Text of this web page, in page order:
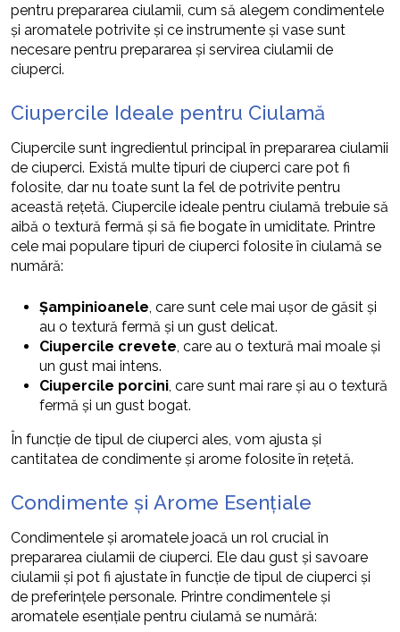
pentru prepararea ciulamii, cum să alegem condimentele
și aromatele potrivite și ce instrumente și vase sunt
necesare pentru prepararea și servirea ciulamii de
ciuperci.
Ciupercile Ideale pentru Ciulamă
Ciupercile sunt ingredientul principal în prepararea ciulamii
de ciuperci. Există multe tipuri de ciuperci care pot fi
folosite, dar nu toate sunt la fel de potrivite pentru
această rețetă. Ciupercile ideale pentru ciulamă trebuie să
aibă o textură fermă și să fie bogate în umiditate. Printre
cele mai populare tipuri de ciuperci folosite în ciulamă se
numără:
Șampinioanele , care sunt cele mai ușor de găsit și
au o textură fermă și un gust delicat.
Ciupercile crevete , care au o textură mai moale și
un gust mai intens.
Ciupercile porcini , care sunt mai rare și au o textură
fermă și un gust bogat.
În funcție de tipul de ciuperci ales, vom ajusta și
cantitatea de condimente și arome folosite în rețetă.
Condimente și Arome Esențiale
Condimentele și aromatele joacă un rol crucial în
prepararea ciulamii de ciuperci. Ele dau gust și savoare
ciulamii și pot fi ajustate în funcție de tipul de ciuperci și
de preferințele personale. Printre condimentele și
aromatele esențiale pentru ciulamă se numără: